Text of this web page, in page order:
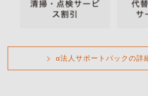
α法人サポートパックの詳